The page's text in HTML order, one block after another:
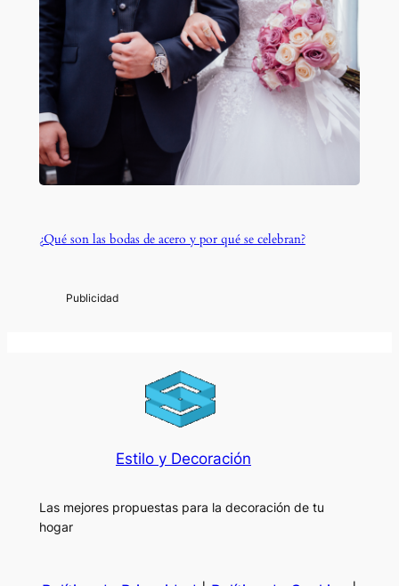
¿Qué son las bodas de acero y por qué se celebran?
Estilo y Decoración
Las mejores propuestas para la decoración de tu
hogar